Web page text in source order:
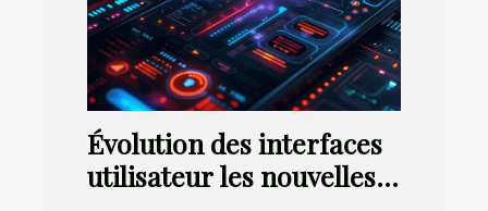
Évolution des interfaces
utilisateur les nouvelles